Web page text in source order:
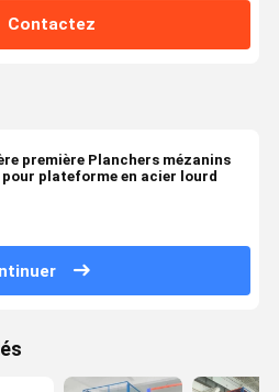
Contactez
première Planchers mézanins
plateforme en acier lourd